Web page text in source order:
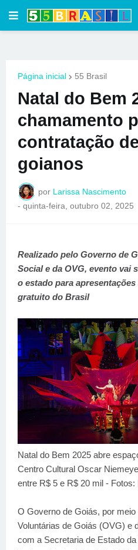
Página inicial 55 Brasil
Natal do Bem
chamamento
contratação
goianos
por Larissa Nascimento
- quinta-feira, outubro 02, 2025
Realizado pelo Governo de
Social e da OVG, evento vai
o estado para
gratuito do Brasil
Natal do Bem 2025 abre
Centro Cultural Oscar
entre R$ 5 e R$ 20 mil - Fotos:
O Governo de Goiás, por
Voluntárias de Goiás (OVG) e
com a Secretaria de Estado